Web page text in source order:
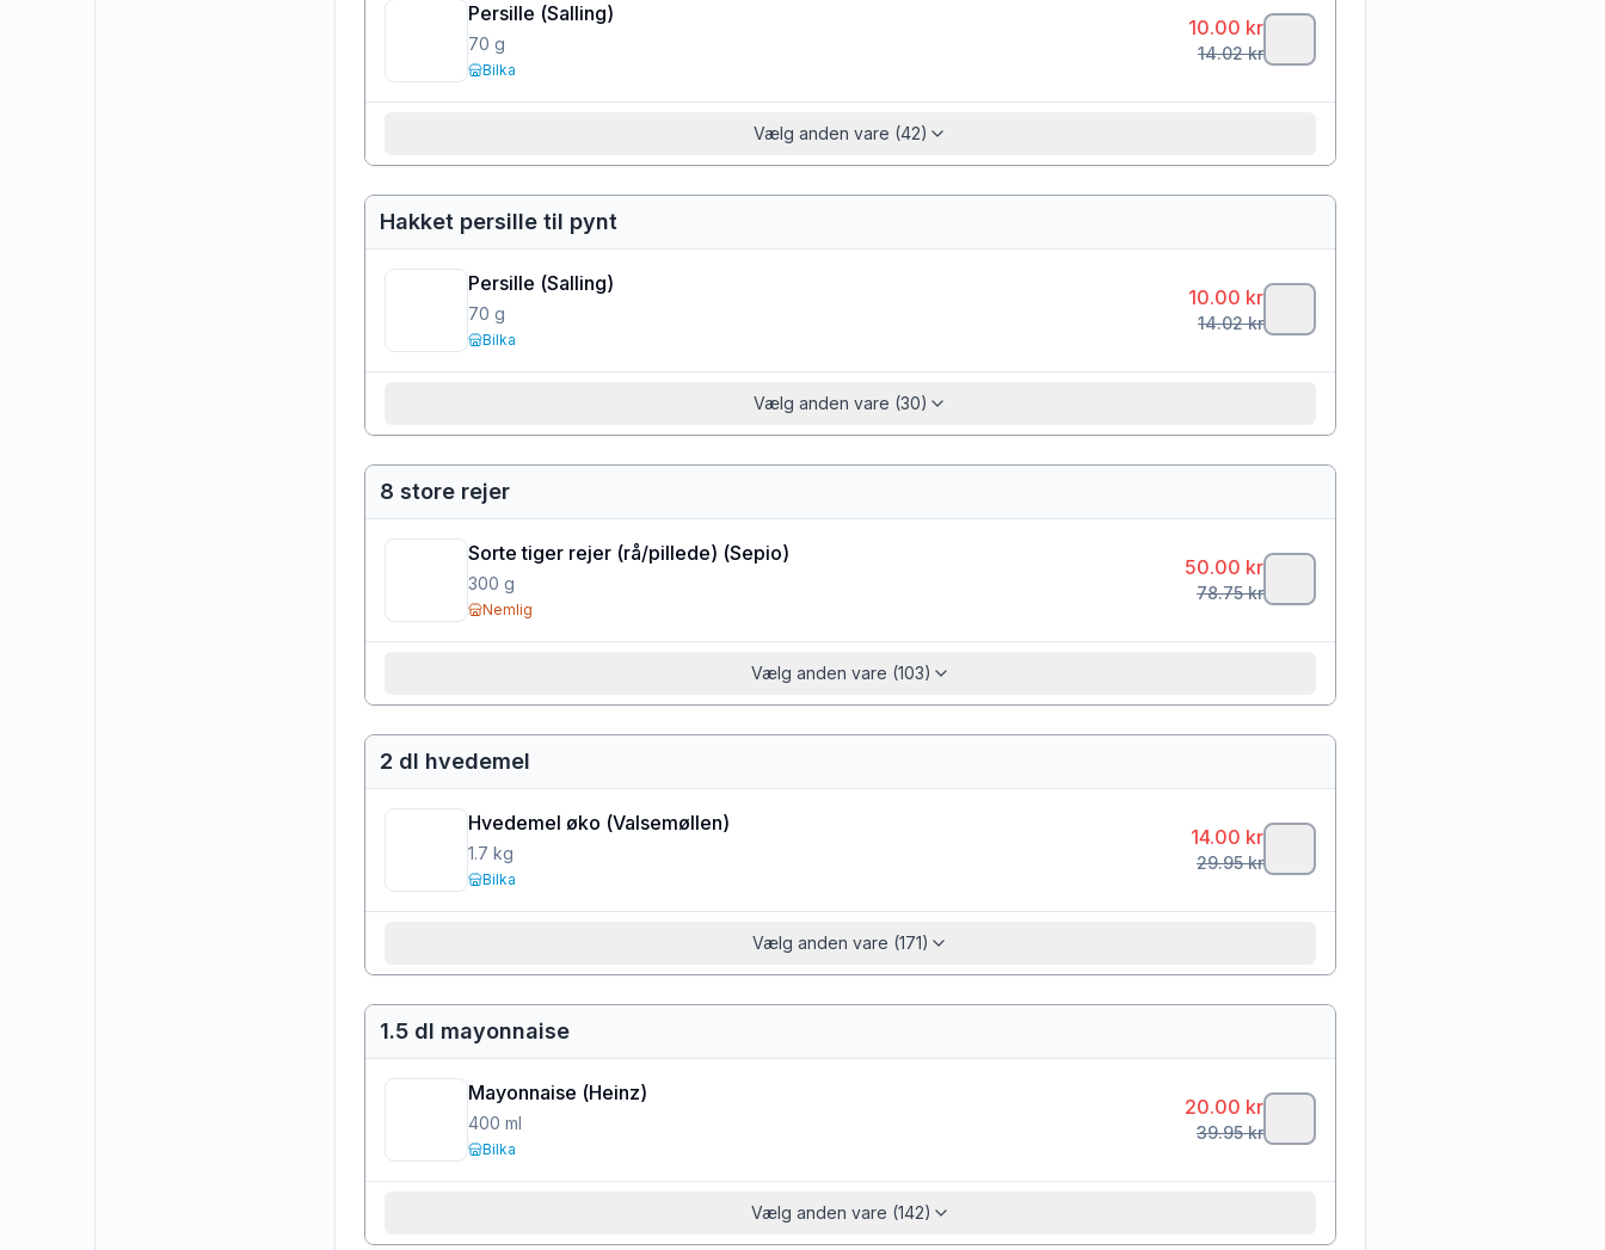
Persille (Salling)
70 g
Bilka
10.00 kr
14.02kr
Vælg anden vare (42)
Hakket persille til pynt
Persille (Salling)
70 g
Bilka
10.00 kr
14.02kr
Vælg anden vare (30)
8 store rejer
Sorte tiger rejer (rå/pillede) (Sepio)
300 g
Nemlig
50.00 kr
78.75kr
Vælg anden vare (103)
2 dl hvedemel
Hvedemel øko (Valsemøllen)
1.7 kg
Bilka
14.00 kr
29.95kr
Vælg anden vare (171)
1.5 dl mayonnaise
Mayonnaise (Heinz)
400 ml
Bilka
20.00 kr
39.95kr
Vælg anden vare (142)